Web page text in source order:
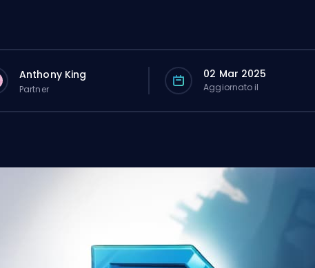
Anthony King
Partner
02 Mar 2025
Aggiornato il